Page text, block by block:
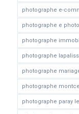
photographe e-
photographe e
photographe
photographe
photographe
photographe
photographe paray